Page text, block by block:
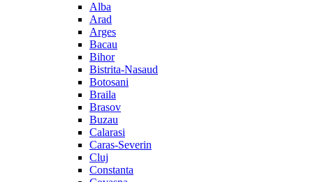
Alba
Arad
Arges
Bacau
Bihor
Bistrita-Nasaud
Botosani
Braila
Brasov
Buzau
Calarasi
Caras-Severin
Cluj
Constanta